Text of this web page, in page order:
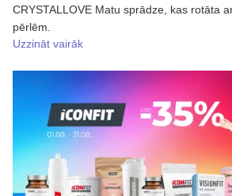
CRYSTALLOVE Matu sprādze, kas rotāta
pērlēm.
Uzzināt vairāk